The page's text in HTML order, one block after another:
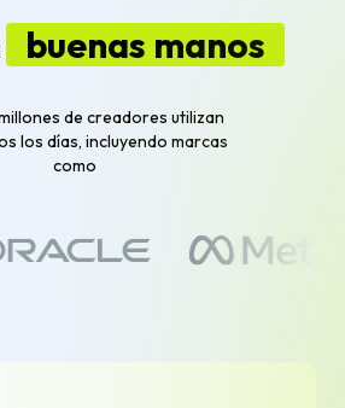
buenas manos
de creadores utilizan
los días, incluyendo marcas
como